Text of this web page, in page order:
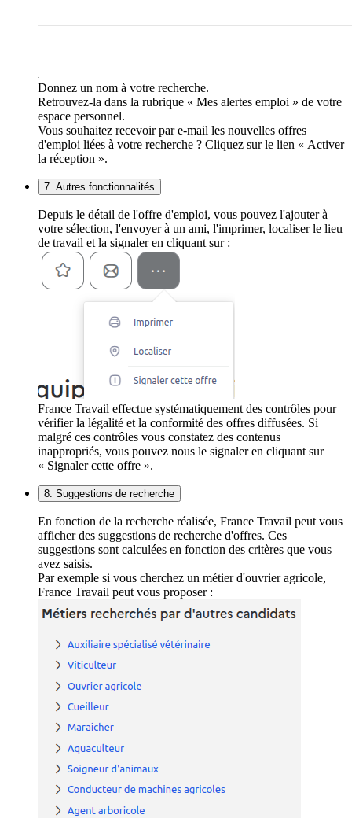
Donnez un nom à votre recherche.
Retrouvez-la dans la rubrique « Mes alertes emploi » de votre
espace personnel.
Vous souhaitez recevoir par e-mail les nouvelles offres
d'emploi liées à votre recherche ? Cliquez sur le lien « Activer
la réception ».
7. Autres fonctionnalités
Depuis le détail de l'offre d'emploi, vous pouvez l'ajouter à
votre sélection, l'envoyer à un ami, l'imprimer, localiser le lieu
de travail et la signaler en cliquant sur :
France Travail effectue systématiquement des contrôles pour
vérifier la légalité et la conformité des offres diffusées. Si
malgré ces contrôles vous constatez des contenus
inappropriés, vous pouvez nous le signaler en cliquant sur
« Signaler cette offre ».
8. Suggestions de recherche
En fonction de la recherche réalisée, France Travail peut vous
afficher des suggestions de recherche d'offres. Ces
suggestions sont calculées en fonction des critères que vous
avez saisis.
Par exemple si vous cherchez un métier d'ouvrier agricole,
France Travail peut vous proposer :